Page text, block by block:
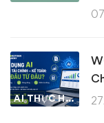
AI THỰC HÀNH